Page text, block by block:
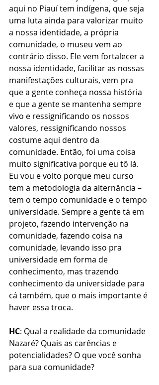
aqui no Piauí tem indígena, que seja
uma luta ainda para valorizar muito
a nossa identidade, a própria
comunidade, o museu vem ao
contrário disso. Ele vem fortalecer a
nossa identidade, facilitar as nossas
manifestações culturais, vem pra
que a gente conheça nossa história
e que a gente se mantenha sempre
vivo e ressignificando os nossos
valores, ressignificando nossos
costume aqui dentro da
comunidade. Então, foi uma coisa
muito significativa porque eu tô lá.
Eu vou e volto porque meu curso
tem a metodologia da alternância –
tem o tempo comunidade e o tempo
universidade. Sempre a gente tá em
projeto, fazendo intervenção na
comunidade, fazendo coisa na
comunidade, levando isso pra
universidade em forma de
conhecimento, mas trazendo
conhecimento da universidade para
cá também, que o mais importante é
haver essa troca.
HC: Qual a realidade da comunidade
Nazaré? Quais as carências e
potencialidades? O que você sonha
para sua comunidade?